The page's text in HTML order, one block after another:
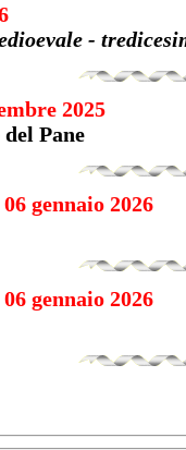
-
2025
Pane
gennaio 2026
gennaio 2026